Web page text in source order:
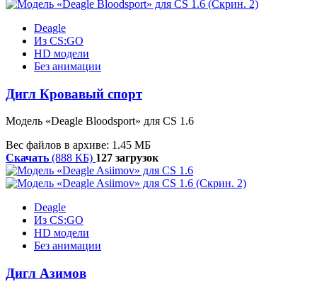
Deagle
Из CS:GO
HD модели
Без анимации
Дигл Кровавый спорт
Модель «Deagle Bloodsport» для CS 1.6
Вес файлов в архиве: 1.45 МБ
Скачать (888 КБ) 127 загрузок
Deagle
Из CS:GO
HD модели
Без анимации
Дигл Азимов